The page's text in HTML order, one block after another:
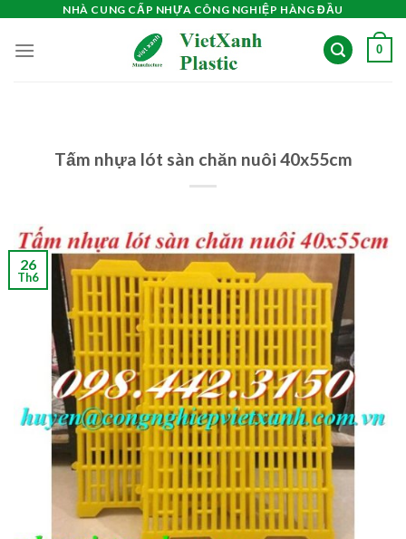
content
NHÀ CUNG CẤP NHỰA CÔNG NGHIỆP HÀNG ĐẦU
0
Tấm nhựa lót sàn chăn nuôi 40x55cm
26
Th6